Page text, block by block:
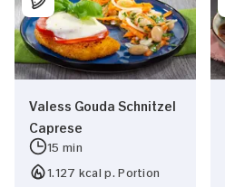
Valess Gouda Schnitzel
Caprese
15 min
1.127 kcal p. Portion